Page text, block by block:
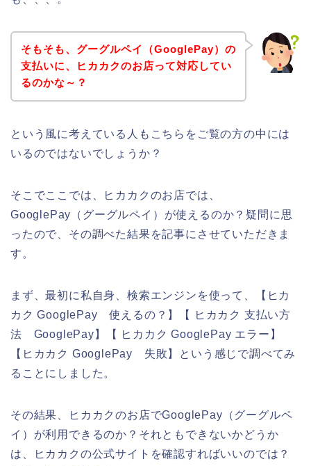
そもそも、グーグルペイ（GooglePay）の
支払いに、ヒカカクのお店って対応してい
るのかな～？
という風に考えている人もこちらをご覧の方の中には
いるのではないでしょうか？
そこでここでは、ヒカカクのお店では、
GooglePay（グーグルペイ）が使えるのか？疑問に思
ったので、その調べた結果を記事にさせていただきま
す。
まず、最初に私自身、検索エンジンを使って、【ヒカ
カク GooglePay 使えるの？】【 ヒカカク 支払い方
法 GooglePay】【 ヒカカク GooglePay エラー】
【ヒカカク GooglePay 失敗】という感じで調べてみ
ることにしました。
その結果、ヒカカクのお店でGooglePay（グーグルペ
イ）が利用できるのか？それともできないかどうか
は、ヒカカクの公式サイトを確認すればいいのでは？